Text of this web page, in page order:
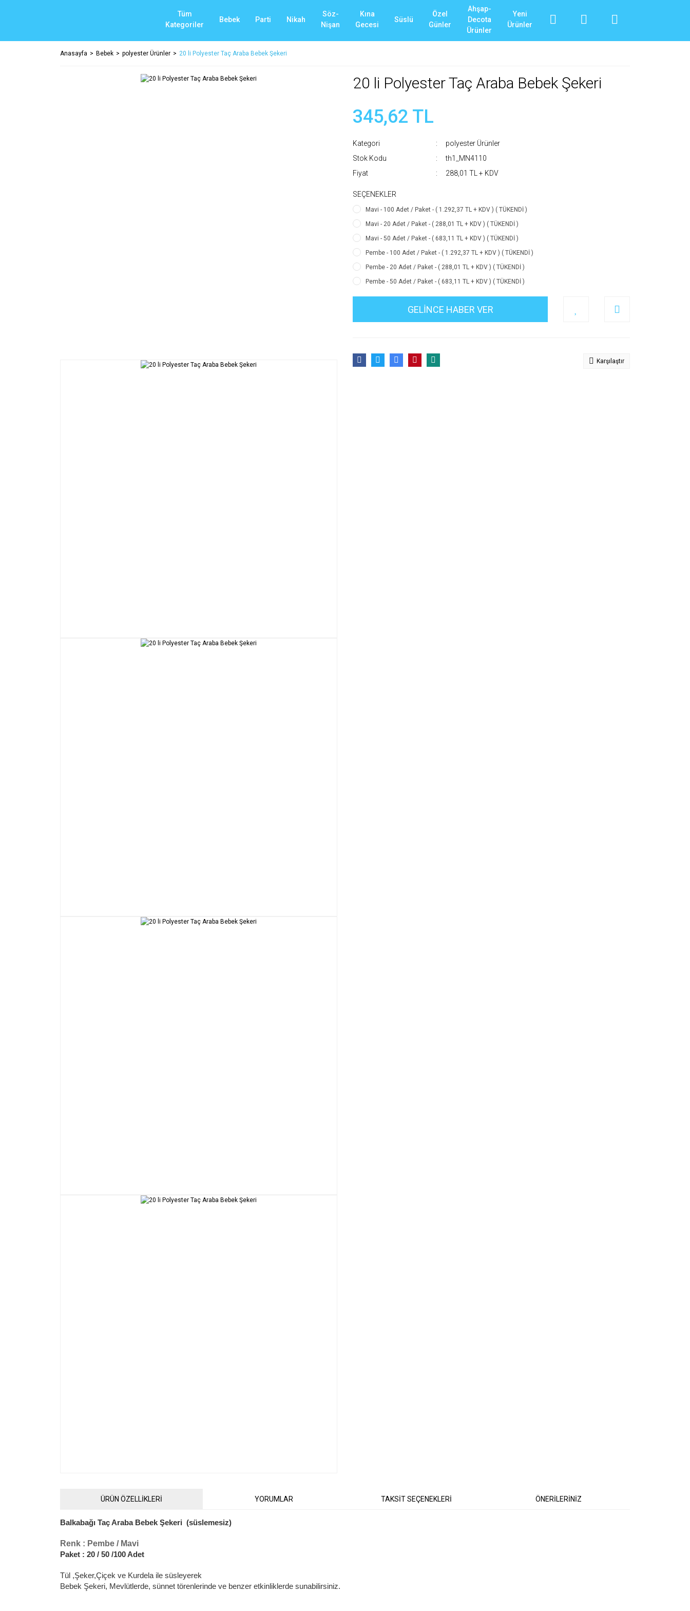
Tüm
Kategoriler
Bebek Parti Nikah
Söz-
Nişan
Kına
Gecesi
Süslü
Özel
Günler
Ahşap-
Decota
Ürünler
Yeni
Ürünler
Anasayfa Bebek polyester Ürünler 20 li Polyester Taç Araba Bebek Şekeri
20 li Polyester Taç Araba Bebek Şekeri
345,62 TL
Kategori
polyester Ürünler
Stok Kodu
th1_MN4110
Fiyat
288,01 TL + KDV
SEÇENEKLER
Mavi - 100 Adet / Paket - ( 1.292,37 TL + KDV ) ( TÜKENDİ )
Mavi - 20 Adet / Paket - ( 288,01 TL + KDV ) ( TÜKENDİ )
Mavi - 50 Adet / Paket - ( 683,11 TL + KDV ) ( TÜKENDİ )
Pembe - 100 Adet / Paket - ( 1.292,37 TL + KDV ) ( TÜKENDİ )
Pembe - 20 Adet / Paket - ( 288,01 TL + KDV ) ( TÜKENDİ )
Pembe - 50 Adet / Paket - ( 683,11 TL + KDV ) ( TÜKENDİ )
GELİNCE HABER VER
Karşılaştır
ÜRÜN ÖZELLİKLERİ YORUMLAR TAKSİT SEÇENEKLERİ ÖNERİLERİNİZ
Balkabağı Taç Araba Bebek Şekeri (süslemesiz)
Renk : Pembe / Mavi
Paket : 20 / 50 /100 Adet
Tül ,Şeker,Çiçek ve Kurdela ile süsleyerek
Bebek Şekeri, Mevlütlerde, sünnet törenlerinde ve benzer etkinliklerde sunabilirsiniz.